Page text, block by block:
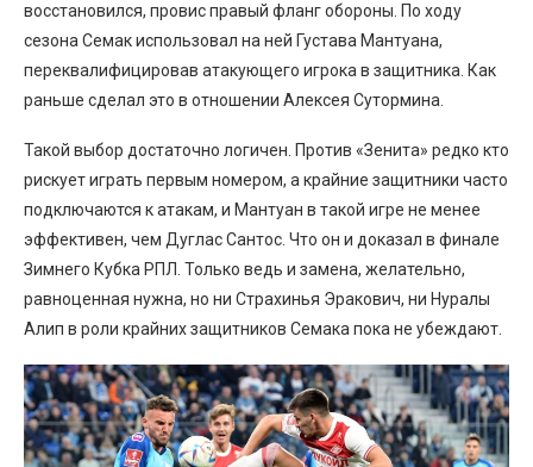
восстановился, провис правый фланг обороны. По ходу
сезона Семак использовал на ней Густава Мантуана,
переквалифицировав атакующего игрока в защитника. Как
раньше сделал это в отношении Алексея Сутормина.
Такой выбор достаточно логичен. Против «Зенита» редко кто
рискует играть первым номером, а крайние защитники часто
подключаются к атакам, и Мантуан в такой игре не менее
эффективен, чем Дуглас Сантос. Что он и доказал в финале
Зимнего Кубка РПЛ. Только ведь и замена, желательно,
равноценная нужна, но ни Страхинья Эракович, ни Нуралы
Алип в роли крайних защитников Семака пока не убеждают.